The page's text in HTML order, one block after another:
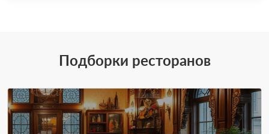
Подборки ресторанов